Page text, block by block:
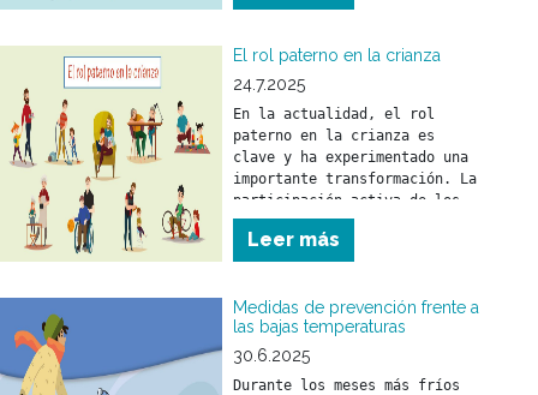
prevenible y tratable gracias
efectivos.
El rol paterno en la crianza
24.7.2025
En la actualidad, el rol
paterno en la crianza es
clave y ha experimentado una
importante transformación. La
participación activa de los
padres fortalece el vínculo
con sus hijos y tiene un
impacto positivo en su
social.
Leer más
Medidas de prevención frente a
las bajas temperaturas
30.6.2025
Durante los meses más fríos